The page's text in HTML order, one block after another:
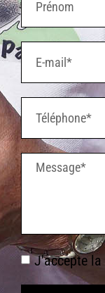
J'accepte la